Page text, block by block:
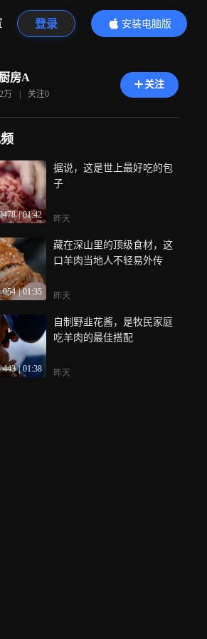
登录
安装电脑版
内容更精彩
房A
万 | 关注0
关注
| 01:42
据说，这是世上最好吃的包
子
昨天
954 | 01:35
藏在深山里的顶级食材，这
口羊肉当地人不轻易外传
昨天
443 | 01:38
自制野韭花酱，是牧民家庭
吃羊肉的最佳搭配
昨天